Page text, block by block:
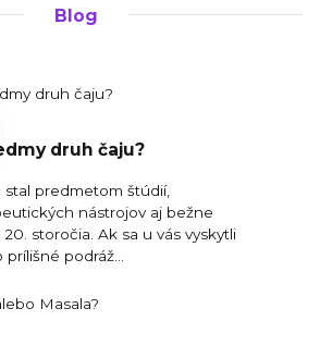
Blog
druh čaju?
stal predmetom štúdií,
nástrojov aj bežne
storočia. Ak sa u vás vyskytli
podráž...